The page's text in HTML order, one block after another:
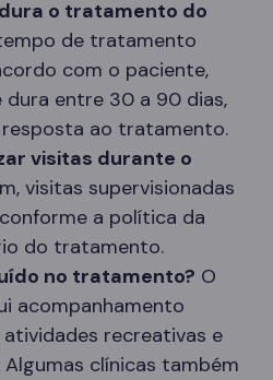
o tratamento do
de tratamento
com o paciente,
dura entre 30 a 90 dias,
ao tratamento.
visitas durante o
visitas supervisionadas
a política da
do tratamento.
no tratamento? O
acompanhamento
recreativas e
clínicas também